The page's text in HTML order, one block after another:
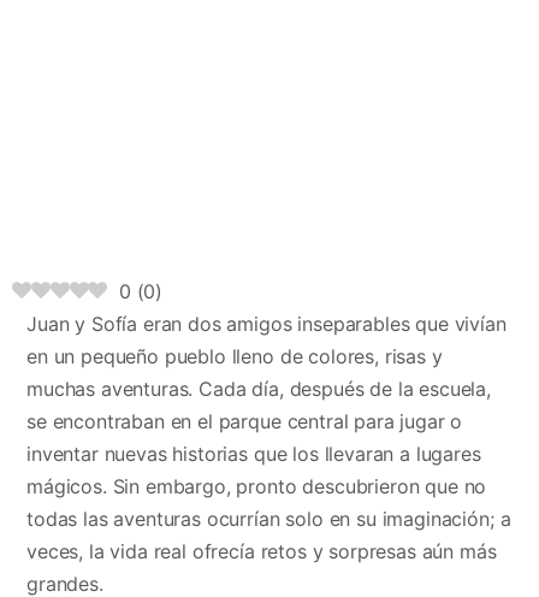
0 (0)
Juan y Sofía eran dos amigos inseparables que vivían
en un pequeño pueblo lleno de colores, risas y
muchas aventuras. Cada día, después de la escuela,
se encontraban en el parque central para jugar o
inventar nuevas historias que los llevaran a lugares
mágicos. Sin embargo, pronto descubrieron que no
todas las aventuras ocurrían solo en su imaginación; a
veces, la vida real ofrecía retos y sorpresas aún más
grandes.